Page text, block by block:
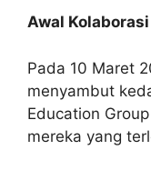
Awal Kolaborasi
Pada 10 Maret
menyambut
Education
mereka yang